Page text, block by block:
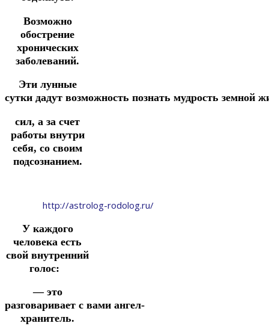
Возможно
обострение
хронических
заболеваний.
Эти лунные
сутки дадут возможность познать мудрость земной
сил, а за счет
работы внутри
себя, со своим
подсознанием.
http://astrolog-rodolog.ru/
У каждого
человека есть
свой внутренний
голос:
— это
разговаривает с вами ангел-
хранитель.